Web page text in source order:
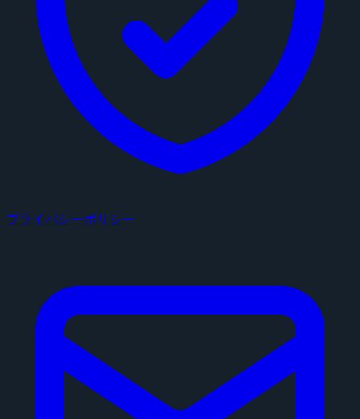
プライバシーポリシー